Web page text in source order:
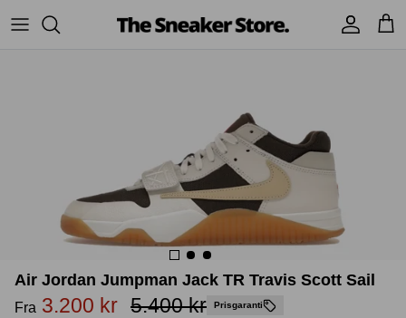
Jordans
BAPE - A Bathing Ape
TSS Collection
Accessories Sneaker boks
Air Jordan Jumpman Jack TR Travis Scott Sail
Fra 3.200 kr 5.400 kr Prisgaranti